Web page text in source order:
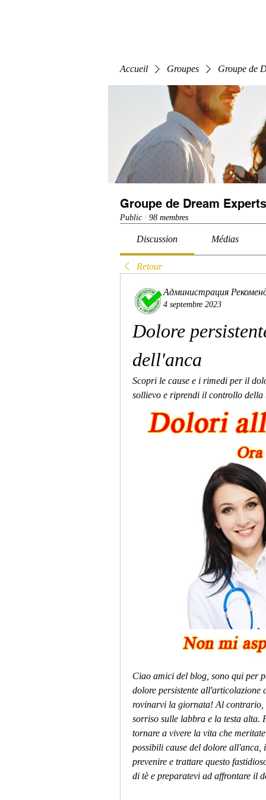
Accueil Groupes Groupe de
Groupe de Dream
Public · 98 membres
Discussion Médias
Retour
Администрация
4 septembre 2023
Dolore
dell'anca
Scopri le cause e i rimedi per il
sollievo e riprendi il controllo
Ciao amici del blog, sono qui per
dolore persistente all'articolazione
rovinarvi la giornata! Al contrario,
sorriso sulle labbra e la testa alta.
tornare a vivere la vita che
possibili cause del dolore
prevenire e trattare questo
di tè e preparatevi ad affrontare il